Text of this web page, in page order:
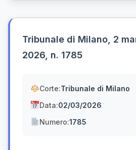
Tribunale di Milano, 2
2026, n. 1785
Corte:Tribunale di Milano
Data:02/03/2026
Numero:1785